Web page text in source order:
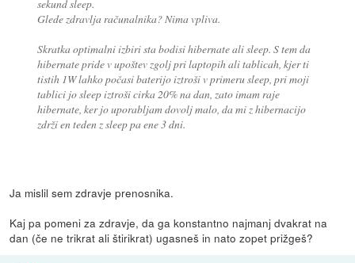
sekund sleep.
Glede zdravlja računalnika? Nima vpliva.
Skratka optimalni izbiri sta bodisi hibernate ali sleep. S tem da
hibernate pride v upoštev zgolj pri laptopih ali tablicah, kjer ti
tistih 1W lahko počasi baterijo iztroši v primeru sleep, pri moji
tablici jo sleep iztroši cirka 20% na dan, zato imam raje
hibernate, ker jo uporabljam dovolj malo, da mi z hibernacijo
zdrži en teden z sleep pa ene 3 dni.
Ja mislil sem zdravje prenosnika.
Kaj pa pomeni za zdravje, da ga konstantno najmanj dvakrat na
dan (če ne trikrat ali štirikrat) ugasneš in nato zopet prižgeš?